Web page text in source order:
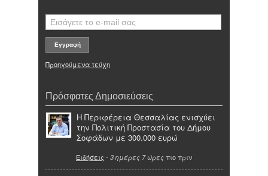
Προηγούμενα τεύχη
Πρόσφατες Δημοσιεύσεις
Η Περιφέρεια Θεσσαλίας ενισχύει
την Πολιτική Προστασία του Δήμου
Σοφάδων με 300.000 ευρώ
Ειδήσεις - 3 ημέρες 7 ώρες πιο πριν